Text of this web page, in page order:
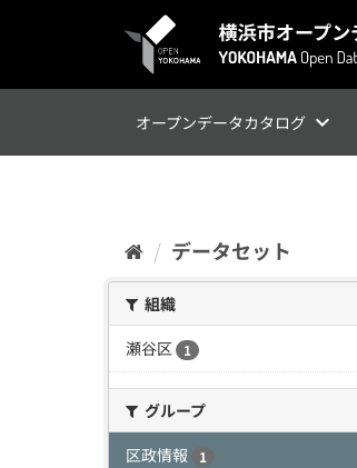
オープンデータカタログ
データセット
組織
瀬谷区
1
グループ
区政情報
1